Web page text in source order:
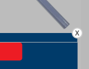
para Dobrar Ferro
Simples S 105 CID
VILLENA
X